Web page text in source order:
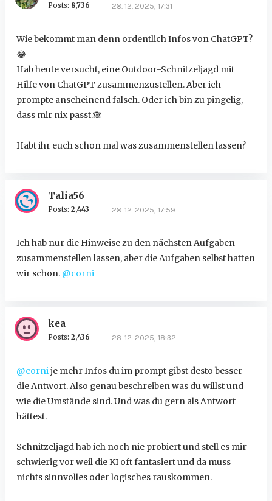
Posts: 8,736 28. 12. 2025, 17:31
Wie bekommt man denn ordentlich Infos von ChatGPT?
😂
Hab heute versucht, eine Outdoor-Schnitzeljagd mit
Hilfe von ChatGPT zusammenzustellen. Aber ich
prompte anscheinend falsch. Oder ich bin zu pingelig,
dass mir nix passt.🙈
Habt ihr euch schon mal was zusammenstellen lassen?
Talia56
Posts: 2,443 28. 12. 2025, 17:59
Ich hab nur die Hinweise zu den nächsten Aufgaben
zusammenstellen lassen, aber die Aufgaben selbst hatten
wir schon. @corni
kea
Posts: 2,436 28. 12. 2025, 18:32
@cornije mehr Infos du im prompt gibst desto besser
die Antwort. Also genau beschreiben was du willst und
wie die Umstände sind. Und was du gern als Antwort
hättest.
Schnitzeljagd hab ich noch nie probiert und stell es mir
schwierig vor weil die KI oft fantasiert und da muss
nichts sinnvolles oder logisches rauskommen.